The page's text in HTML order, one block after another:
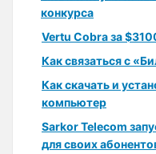
конкурса
Vertu Cobra за
Как связаться с
Как скачать и
компьютер
Sarkor Telecom
для своих